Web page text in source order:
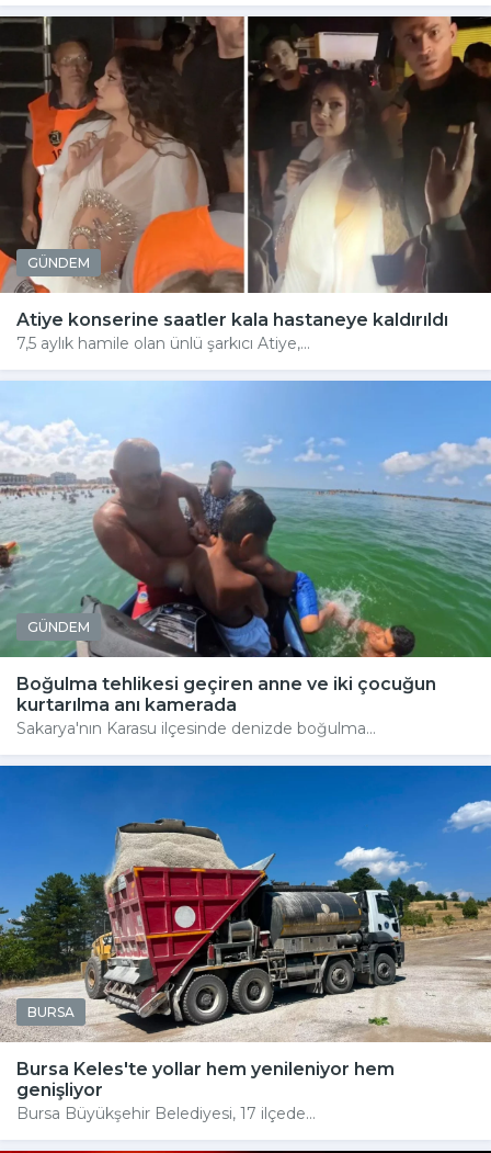
GÜNDEM
Atiye konserine saatler kala hastaneye kaldırıldı
7,5 aylık hamile olan ünlü şarkıcı Atiye,...
GÜNDEM
Boğulma tehlikesi geçiren anne ve iki çocuğun
kurtarılma anı kamerada
Sakarya'nın Karasu ilçesinde denizde boğulma...
BURSA
Bursa Keles'te yollar hem yenileniyor hem
genişliyor
Bursa Büyükşehir Belediyesi, 17 ilçede...